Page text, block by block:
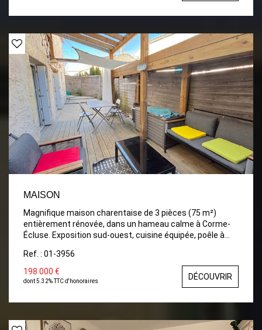
MAISON
Magnifique maison charentaise de 3 pièces (75 m²)
entièrement rénovée, dans un hameau calme à Corme-
Écluse. Exposition sud-ouest, cuisine équipée, poêle à
couverte 14 m² et garage 16 m² avec grenier. Proche
commerces de Saujon et 15 km des plages.
Ref. : 01-3956
198 000 €
dont 5.32% TTC d'honoraires DÉCOUVRIR